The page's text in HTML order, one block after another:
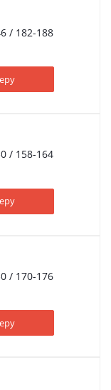
/ 182-188
/ 158-164
/ 170-176